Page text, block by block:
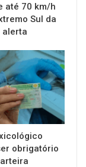
até 70 km/h
Sul da
alerta
obrigatório